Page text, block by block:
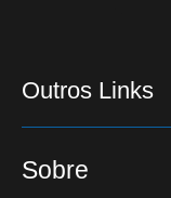
Outros Links
Sobre